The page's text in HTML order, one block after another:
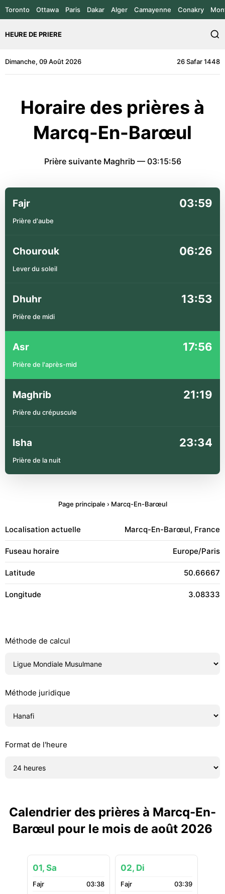
Toronto Ottawa Paris Dakar Alger Camayenne Conakry
HEURE DE PRIERE
Dimanche, 09 Août 2026 26 Safar 1448
Horaire des prières à
Marcq-En-Barœul
Prière suivante Maghrib — 03:15:56
Fajr 03:59
Prière d'aube
Chourouk 06:26
Lever du soleil
Dhuhr 13:53
Prière de midi
Asr 17:56
Prière de l'après-mid
Maghrib 21:19
Prière du crépuscule
Isha 23:34
Prière de la nuit
Page principale › Marcq-En-Barœul
Localisation actuelle Marcq-En-Barœul, France
Fuseau horaire Europe/Paris
Latitude 50.66667
Longitude 3.08333
Méthode de calcul
Méthode juridique
Format de l'heure
Calendrier des prières à Marcq-En-
Barœul pour le mois de août 2026
01, Sa
03:38
02, Di
03:39